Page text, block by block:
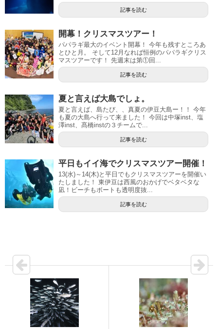
記事を読む
開幕！クリスマスツアー！
パパラギ最大のイベント開幕！ 今年も残すところあ
とひと月。 そして12月なれば恒例のパパラギクリス
マスツアーです！ 先週末は第①回...
記事を読む
夏と言えば大島でしょ。
夏と言えば、島たび、、真夏の伊豆大島ー！！ 今年
も夏の大島へ行って来ました！ 今回は中塚inst、塩
澤inst、髙橋instの３チームで...
記事を読む
平日もイイ海でクリスマスツアー開催！
13(水)～14(木)と平日でもクリスマスツアーを開催い
たしました！ 東伊豆は西風のおかげでベタベタな
凪！ビーチもボートも透明度抜...
記事を読む